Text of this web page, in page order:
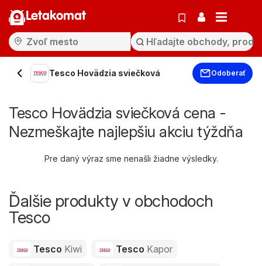
Letakomat
Tesco Hovädzia sviečková Odoberať
Tesco Hovädzia sviečková cena -
Nezmeškajte najlepšiu akciu týždňa
Pre daný výraz sme nenašli žiadne výsledky.
Ďalšie produkty v obchodoch
Tesco
Tesco Kiwi Tesco Kapor